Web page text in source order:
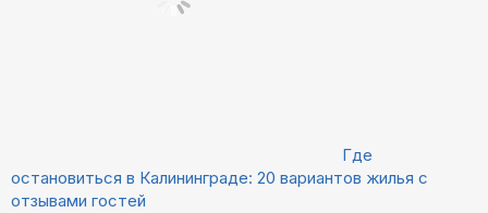
Где
остановиться в Калининграде: 20 вариантов жилья с
отзывами гостей